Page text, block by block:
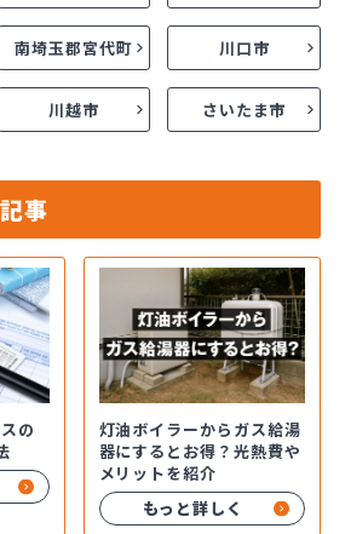
南埼玉郡宮代町 川口市
川越市 さいたま市
事
の
灯油ボイラーからガス給湯
器にするとお得？光熱費や
メリットを紹介
もっと詳しく